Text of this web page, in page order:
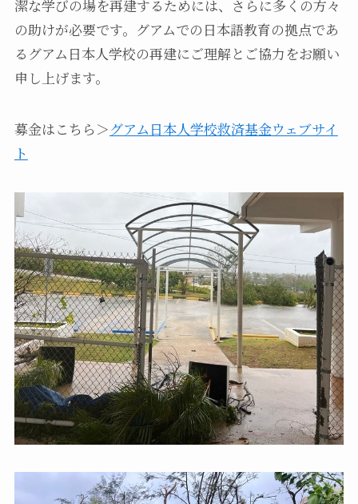
潔な学びの場を再建するためには、さらに多くの方々
の助けが必要です。グアムでの日本語教育の拠点であ
るグアム日本人学校の再建にご理解とご協力をお願い
申し上げます。
募金はこちら＞グアム日本人学校救済基金ウェブサイ
ト